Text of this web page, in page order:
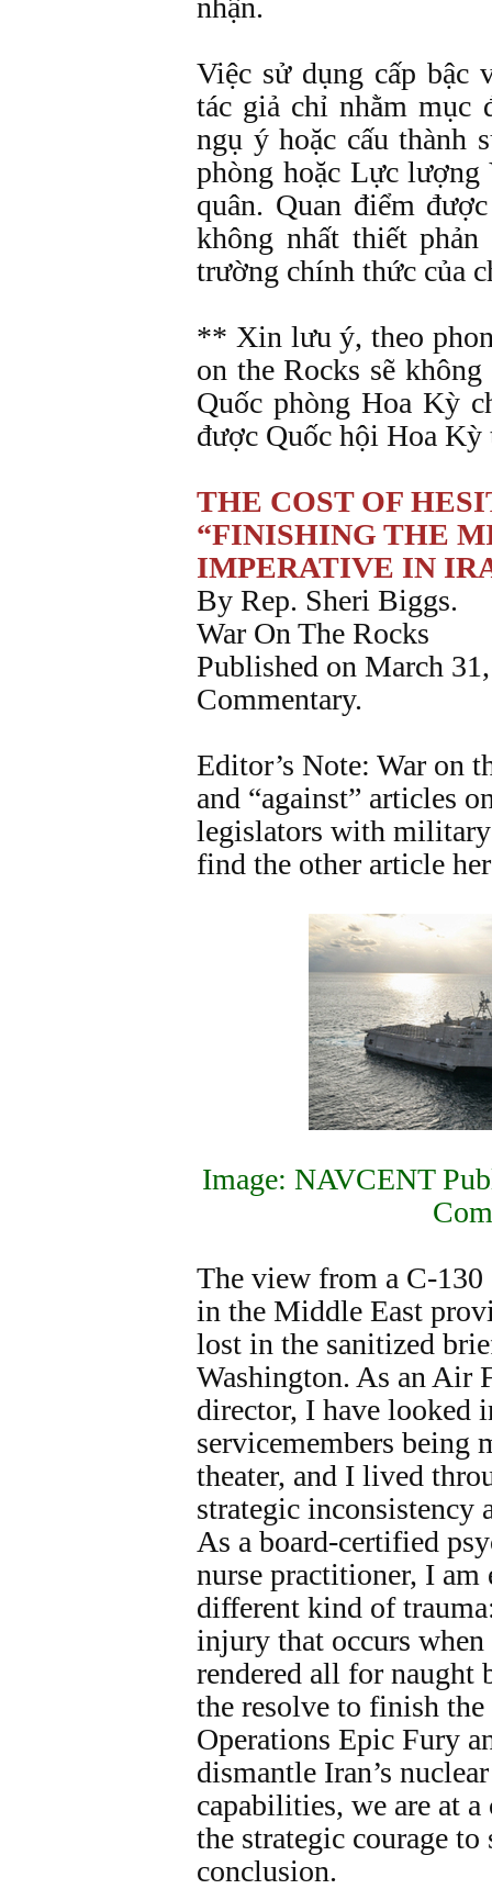
nhận.
Việc sử dụng cấp bậc
tác giả chỉ nhằm mục
ngụ ý hoặc cấu thành
phòng hoặc Lực
quân. Quan điểm
không nhất thiết phản
trường chính thức của
** Xin lưu ý, theo
on the Rocks sẽ
Quốc phòng Hoa Kỳ
được Quốc hội Hoa Kỳ
THE COST OF
“FINISHING THE
IMPERATIVE IN
By Rep. Sheri Biggs.
War On The Rocks
Published on March
Commentary.
Editor’s Note: War on
and “against” articles
legislators with military
find the other article
Image: NAVCENT
The view from a C-
in the Middle East
lost in the sanitized
Washington. As an Air
director, I have looked
servicemembers being
theater, and I lived
strategic inconsistency
As a board-certified
nurse practitioner, I am
different kind of
injury that occurs when
rendered all for naught
the resolve to finish the
Operations Epic Fury
dismantle Iran’s
capabilities, we are at a
the strategic courage
conclusion.